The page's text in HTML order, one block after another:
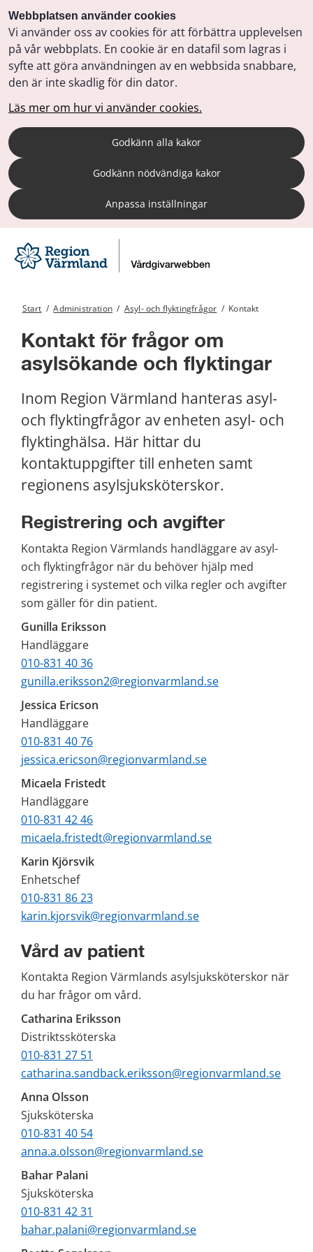
Webbplatsen använder cookies
Vi använder oss av cookies för att förbättra upplevelsen
på vår webbplats. En cookie är en datafil som lagras i
syfte att göra användningen av en webbsida snabbare,
den är inte skadlig för din dator.
Läs mer om hur vi använder cookies.
Godkänn alla kakor
Godkänn nödvändiga kakor
Anpassa inställningar
Start / Administration / Asyl- och flyktingfrågor / Kontakt
Kontakt för frågor om
asylsökande och flyktingar
Inom Region Värmland hanteras asyl-
och flyktingfrågor av enheten asyl- och
flyktinghälsa. Här hittar du
kontaktuppgifter till enheten samt
regionens asylsjuksköterskor.
Registrering och avgifter
Kontakta Region Värmlands handläggare av asyl-
och flyktingfrågor när du behöver hjälp med
registrering i systemet och vilka regler och avgifter
som gäller för din patient.
Gunilla Eriksson
Handläggare
010-831 40 36
gunilla.eriksson2@regionvarmland.se
Jessica Ericson
Handläggare
010-831 40 76
jessica.ericson@regionvarmland.se
Micaela Fristedt
Handläggare
010-831 42 46
micaela.fristedt@regionvarmland.se
Karin Kjörsvik
Enhetschef
010-831 86 23
karin.kjorsvik@regionvarmland.se
Vård av patient
Kontakta Region Värmlands asylsjuksköterskor när
du har frågor om vård.
Catharina Eriksson
Distriktssköterska
010-831 27 51
catharina.sandback.eriksson@regionvarmland.se
Anna Olsson
Sjuksköterska
010-831 40 54
anna.a.olsson@regionvarmland.se
Bahar Palani
Sjuksköterska
010-831 42 31
bahar.palani@regionvarmland.se